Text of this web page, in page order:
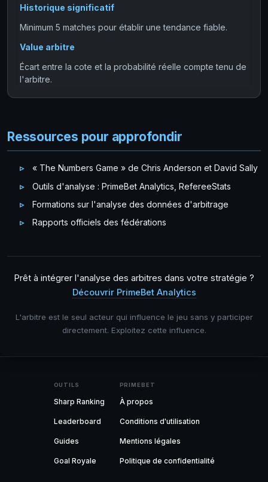
Historique significatif
Minimum 5 matches pour établir une tendance fiable.
Value arbitre
Écart entre la cote et la probabilité réelle compte tenu de
l'arbitre.
Ressources pour approfondir
« The Numbers Game » de Chris Anderson et David Sally
Outils d'analyse : PrimeBet Analytics, RefereeStats
Formations sur l'analyse des données d'arbitrage
Rapports officiels des fédérations
Prêt à intégrer l'analyse des arbitres dans votre stratégie ?
Découvrir PrimeBet Analytics
L'arbitre est le seul acteur qui influence le jeu sans y participer
directement. Exploitez cette influence.
OUTILS
Sharp Ranking
Leaderboard
Guides
Goal Royale
PRIMEBET
À propos
Conditions d'utilisation
Mentions légales
Politique de confidentialité